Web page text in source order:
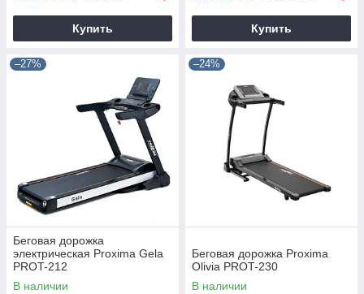
Купить Купить
–27%
Беговая дорожка
электрическая Proxima Gela
PROT-212
В наличии
–24%
Беговая дорожка Proxima
Olivia PROT-230
В наличии